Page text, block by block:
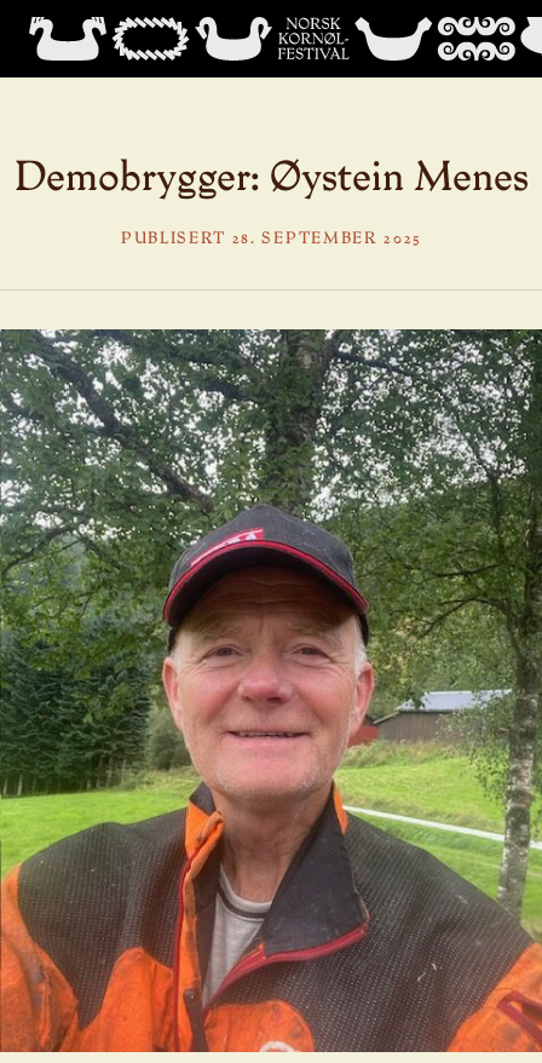
Demobrygger: Øystein Menes
PUBLISERT 28. SEPTEMBER 2025